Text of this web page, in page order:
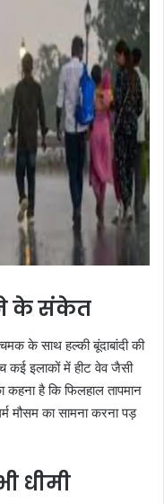
के संकेत
के साथ हल्की बूंदाबांदी की
कई इलाकों में हीट वेव जैसी
कहना है कि फिलहाल तापमान
मौसम का सामना करना पड़
धीमी